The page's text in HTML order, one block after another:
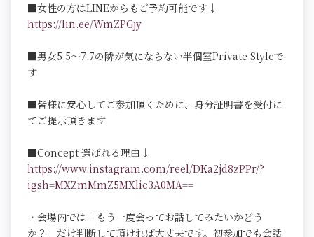
■女性の方はLINEからもご予約可能です↓
https://lin.ee/WmZPGjy
■男女5:5～7:7の隣が気にならない半個室Private Styleで
す
■皆様に安心してご参加頂くために、身分証明書を受付に
てご提示頂きます
■Concept 選ばれる理由↓
https://www.instagram.com/reel/DKa2jd8zPPr/?
igsh=MXZmMmZ5MXlic3A0MA==
・会場内では「もう一度会ってお話してみたいかどう
か？」だけ判断して頂ければ大丈夫です。初参加でも会話